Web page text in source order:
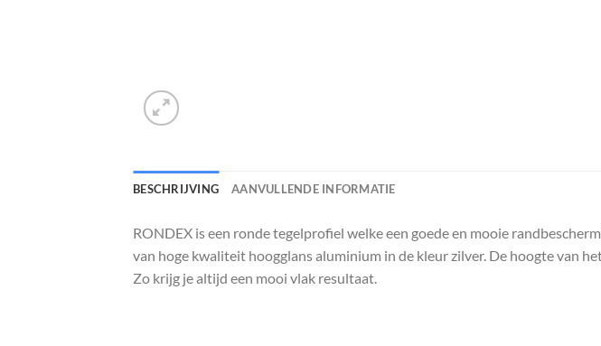
BESCHRIJVING AANVULLENDE INFORMATIE
RONDEX is een ronde tegelprofiel welke een goede en mooie
van hoge kwaliteit hoogglans aluminium in de kleur zilver. De hoogte van
Zo krijg je altijd een mooi vlak resultaat.